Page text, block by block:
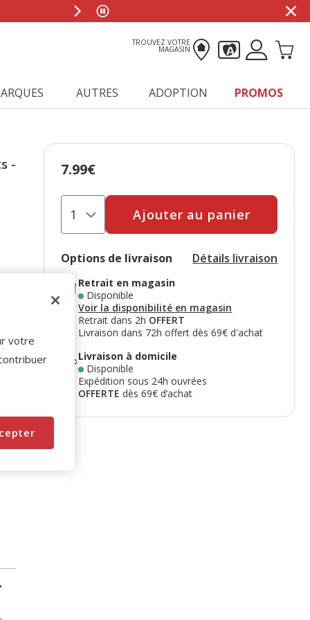
TROUVEZ VOTRE
MAGASIN
AUTRES ADOPTION PROMOS
- Prix 7.99€
7.99€
Ajouter au panier
Options de livraison Détails livraison
Retrait en magasin
Disponible
Voir la disponibilité en magasin
Retrait dans 2h OFFERT
Livraison dans 72h offert dès 69€ d'achat
Livraison à domicile
Disponible
Expédition sous 24h ouvrées
OFFERTEdès 69€ d’achat
votre